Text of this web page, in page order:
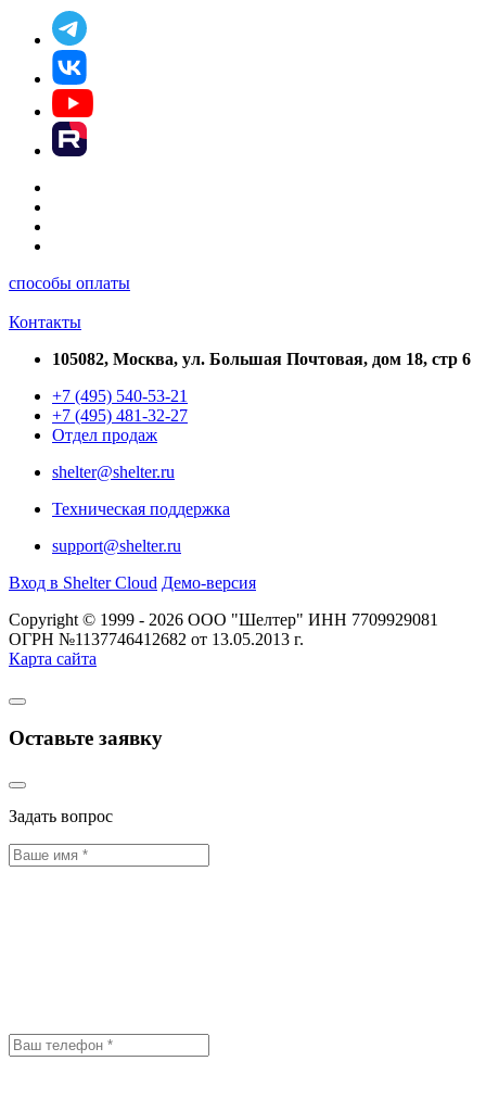
способы оплаты
Контакты
105082, Москва, ул. Большая Почтовая, дом 18, стр 6
+7 (495) 540-53-21
+7 (495) 481-32-27
Отдел продаж
shelter@shelter.ru
Техническая поддержка
support@shelter.ru
Вход в Shelter Cloud Демо-версия
Copyright © 1999 - 2026 ООО "Шелтер" ИНН 7709929081
ОГРН №1137746412682 от 13.05.2013 г.
Карта сайта
Оставьте заявку
Задать вопрос